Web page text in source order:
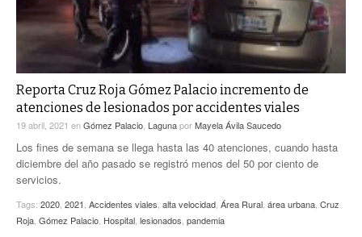
Reporta Cruz Roja Gómez Palacio incremento de
atenciones de lesionados por accidentes viales
19 abril, 2021 enGómez Palacio LagunaporMayela Ávila Saucedo
Los fines de semana se llega hasta las 40 atenciones, cuando hasta
diciembre del año pasado se registró menos del 50 por ciento de
servicios.
Tags: 2020 2021 Accidentes viales alta velocidad Área Rural área urbana Cruz
Roja Gómez Palacio Hospital lesionados pandemia